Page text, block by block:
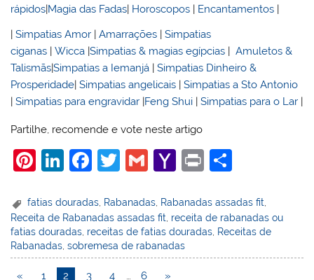
rápidos|Magia das Fadas| Horoscopos | Encantamentos |
|Simpatias Amor |Amarrações |Simpatias
ciganas |Wicca |Simpatias & magias egípcias |Amuletos &
Talismãs|Simpatias a Iemanjá |Simpatias Dinheiro &
Prosperidade|Simpatias angelicais |Simpatias a Sto Antonio
|Simpatias para engravidar |Feng Shui |Simpatias para o Lar |
Partilhe, recomende e vote neste artigo
Pi
er
e
st
Li
k
e
dI
n
F
c
e
b
T
itt
er
G
ai
l
Y
h
o
o
Pr
t
ar
e
fatias douradas, Rabanadas, Rabanadas assadas fit,
Receita de Rabanadas assadas fit receita de rabanadas ou
fatias douradas receitas de fatias douradas Receitas de
Rabanadas ,sobremesa de rabanadas
« 1 2 3 4 … 6 »